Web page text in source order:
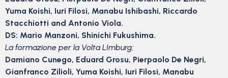
Yuma Koishi, Iuri Filosi, Manabu Ishibashi, Riccardo
Stacchiotti and Antonio Viola.
DS: Mario Manzoni, Shinichi Fukushima.
La formazione per la Volta LImburg:
Damiano Cunego, Eduard Grosu, Pierpaolo De Negri,
Gianfranco Zilioli, Yuma Koishi, Iuri Filosi, Manabu